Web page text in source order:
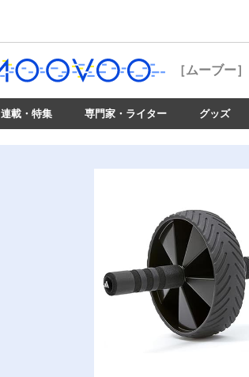
［ムーブー］
連載・特集 専門家・ライター グッズ